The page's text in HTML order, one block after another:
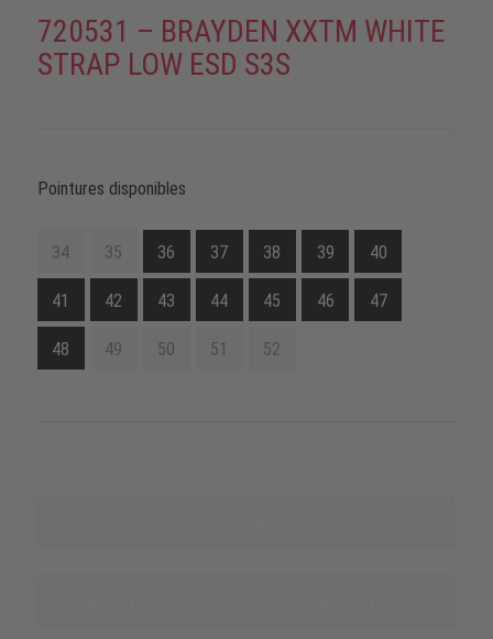
720531 – BRAYDEN XXTM WHITE
STRAP LOW ESD S3S
Pointures disponibles
34 35 36 37 38 39 40
41 42 43 44 45 46 47
48 49 50 51 52